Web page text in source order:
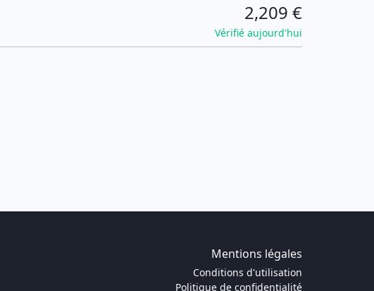
2,209 €
Vérifié aujourd'hui
Mentions légales
Conditions d'utilisation
Politique de confidentialité